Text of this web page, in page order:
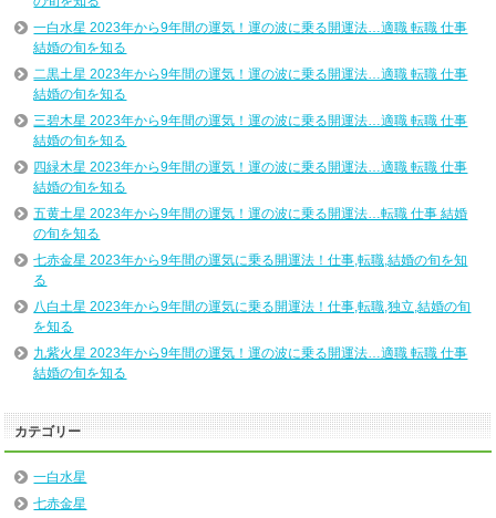
一白水星 2023年から9年間の運気！運の波に乗る開運法…適職 転職 仕事
結婚の旬を知る
二黒土星 2023年から9年間の運気！運の波に乗る開運法…適職 転職 仕事
結婚の旬を知る
三碧木星 2023年から9年間の運気！運の波に乗る開運法…適職 転職 仕事
結婚の旬を知る
四緑木星 2023年から9年間の運気！運の波に乗る開運法…適職 転職 仕事
結婚の旬を知る
五黄土星 2023年から9年間の運気！運の波に乗る開運法…転職 仕事 結婚
の旬を知る
七赤金星 2023年から9年間の運気に乗る開運法！仕事,転職,結婚の旬を知
る
八白土星 2023年から9年間の運気に乗る開運法！仕事,転職,独立,結婚の旬
を知る
九紫火星 2023年から9年間の運気！運の波に乗る開運法…適職 転職 仕事
結婚の旬を知る
カテゴリー
一白水星
七赤金星